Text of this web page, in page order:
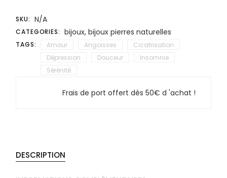
SKU: N/A
CATEGORIES: bijoux, bijoux pierres naturelles
TAGS: Amour Angoisses
Cicatrisation
Dépression
Douceur
Insomnie
Sérénité
Frais de port offert dès 50€ d 'achat !
DESCRIPTION